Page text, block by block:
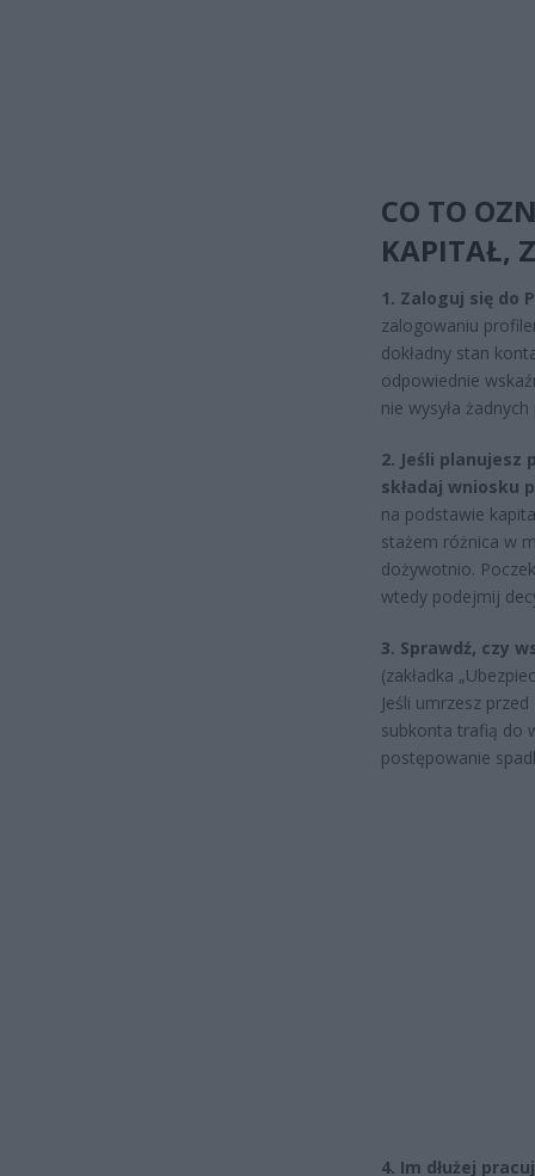
CO TO
KAPITAŁ,
1. Zaloguj się do
zalogowaniu
dokładny stan
odpowiednie
nie wysyła
2. Jeśli planujesz
składaj wniosku
na podstawie
stażem różnica w
dożywotnio.
wtedy podejmij
3. Sprawdź, czy
(zakładka
Jeśli umrzesz
subkonta trafią do
postępowanie
4. Im dłużej